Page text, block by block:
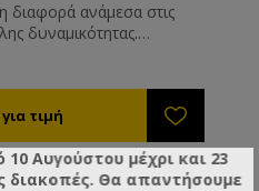
διαφορά ανάμεσα στις
δυναμικότητας.
σύστημα
και βιδωτικό που
Ελαχιστοποιεί το
στις μικρές
10 Αυγούστου μέχρι και 23
διακοπές. Θα απαντήσουμε